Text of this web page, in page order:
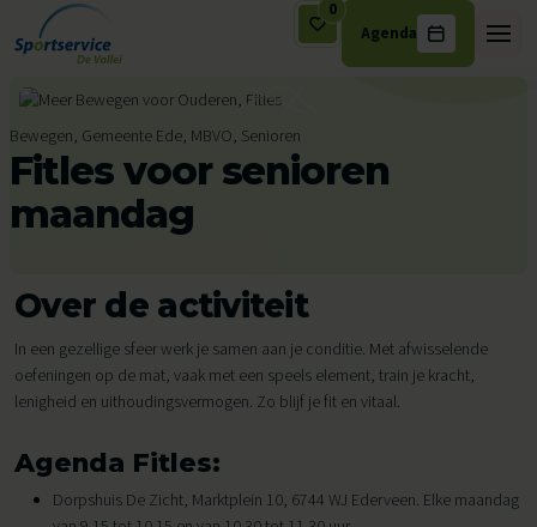
Ga naar de inhoud
0
Agenda
Bewegen, Gemeente Ede, MBVO, Senioren
Fitles voor senioren
maandag
Over de activiteit
In een gezellige sfeer werk je samen aan je conditie. Met afwisselende
oefeningen op de mat, vaak met een speels element, train je kracht,
lenigheid en uithoudingsvermogen. Zo blijf je fit en vitaal.
Agenda Fitles:
Dorpshuis De Zicht, Marktplein 10, 6744 WJ Ederveen. Elke maandag